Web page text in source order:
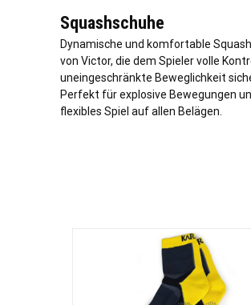
Squashschuhe
Dynamische und komfortable
von Victor, die dem Spieler volle
uneingeschränkte Beweglichkeit
Perfekt für explosive Bewegungen
flexibles Spiel auf allen Belägen.